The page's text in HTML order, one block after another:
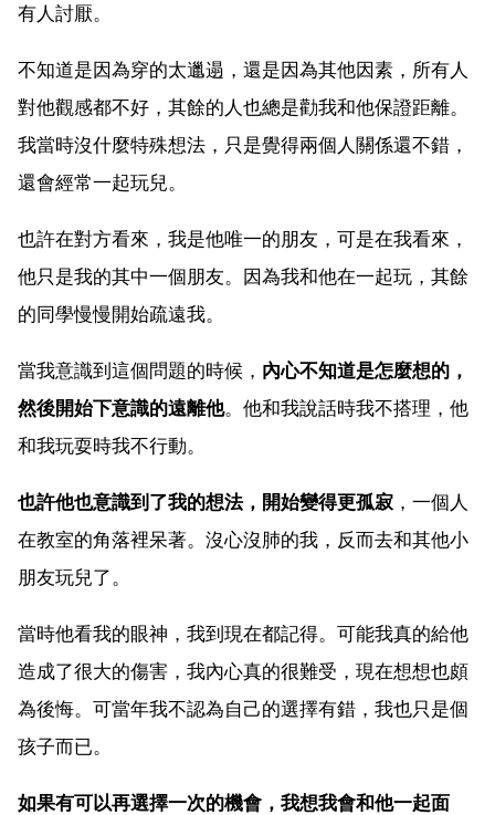
有人討厭。
不知道是因為穿的太邋遢，還是因為其他因素，所有人
對他觀感都不好，其餘的人也總是勸我和他保證距離。
我當時沒什麼特殊想法，只是覺得兩個人關係還不錯，
還會經常一起玩兒。
也許在對方看來，我是他唯一的朋友，可是在我看來，
他只是我的其中一個朋友。因為我和他在一起玩，其餘
的同學慢慢開始疏遠我。
當我意識到這個問題的時候， 內心不知道是怎麼想的，
然後開始下意識的遠離他。他和我說話時我不搭理，他
和我玩耍時我不行動。
也許他也意識到了我的想法，開始變得更孤寂 ，一個人
在教室的角落裡呆著。沒心沒肺的我，反而去和其他小
朋友玩兒了。
當時他看我的眼神，我到現在都記得。可能我真的給他
造成了很大的傷害，我內心真的很難受，現在想想也頗
為後悔。可當年我不認為自己的選擇有錯，我也只是個
孩子而已。
如果有可以再選擇一次的機會，我想我會和他一起面